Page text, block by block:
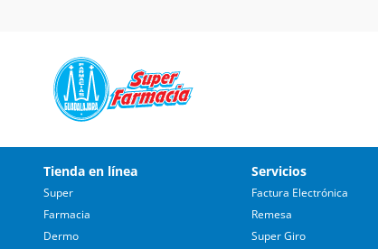
Tienda en línea
Super
Farmacia
Dermo
Servicios
Factura Electrónica
Remesa
Super Giro